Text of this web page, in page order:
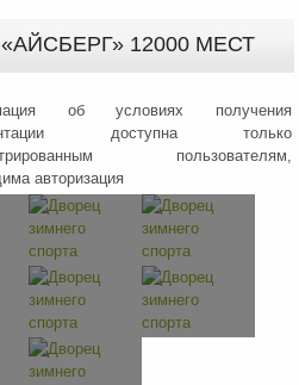
12000 МЕСТ
об условиях получения
доступна только
пользователям,
авторизация